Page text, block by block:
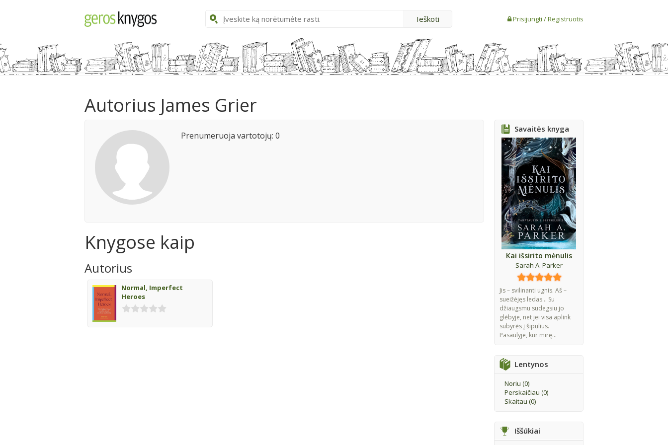
Prisijungti /Registruotis
Savaitės knyga
Kai išsirito mėnulis
Sarah A. Parker
Jis – svilinanti ugnis. Aš –
sueižėjęs ledas... Su
džiaugsmu sudegsiu jo
glėbyje, net jei visa aplink
subyrės į šipulius.
Pasaulyje, kur mirę...
Lentynos
Noriu (0)
Perskaičiau (0)
Skaitau (0)
Iššūkiai
Autorius James Grier
Prenumeruoja vartotojų: 0
Knygose kaip
Autorius
Normal, Imperfect
Heroes